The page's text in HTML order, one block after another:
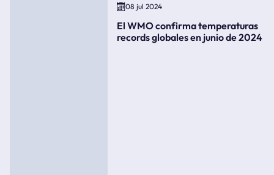
08 jul 2024
El WMO confirma temperaturas
records globales en junio de 2024